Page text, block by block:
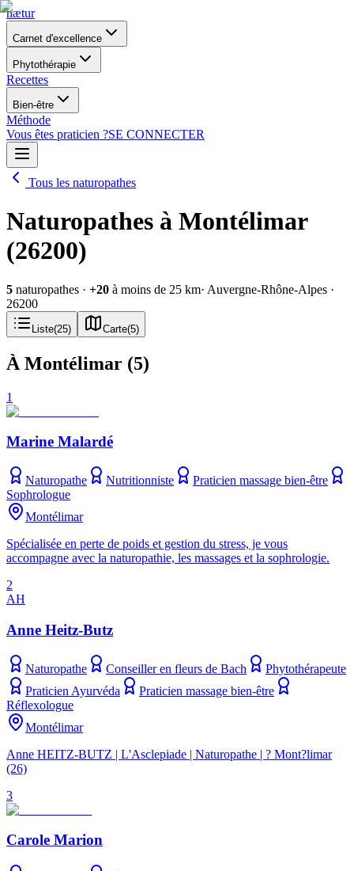
nætur
Carnet d'excellence
Phytothérapie
Recettes
Bien-être
Méthode
Vous êtes praticien ?SE CONNECTER
Tous les naturopathes
Naturopathes à Montélimar
(26200)
5 naturopathes · +20 à moins de 25 km· Auvergne-Rhône-Alpes ·
26200
Liste(25) Carte(5)
À Montélimar (5)
1
Marine Malardé
Naturopathe Nutritionniste
Praticien massage bien-être
Sophrologue
Montélimar
Spécialisée en perte de poids et gestion du stress, je vous
accompagne avec la naturopathie, les massages et la sophrologie.
2
AH
Anne Heitz-Butz
Naturopathe Conseiller en fleurs de Bach
Phytothérapeute
Praticien Ayurvéda
Praticien massage bien-être
Réflexologue
Montélimar
Anne HEITZ-BUTZ | L'Asclepiade | Naturopathe | ? Mont?limar
(26)
3
Carole Marion